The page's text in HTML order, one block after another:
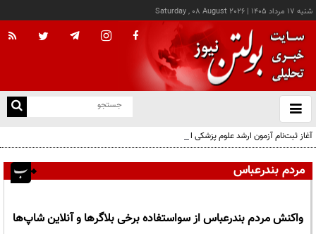
شنبه ۱۷ مرداد ۱۴۰۵ |
Saturday , 08 August 2026
باز
و
آغاز ثبت‌نام آزمون ارشد علوم پزشکی از امروز
مردم بندرعباس
واکنش مردم بندرعباس از سواستفاده برخی بلاگرها و آنلاین شاپ‌ها